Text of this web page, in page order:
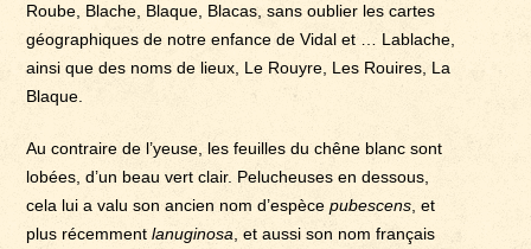
Roube, Blache, Blaque, Blacas, sans oublier les cartes
géographiques de notre enfance de Vidal et … Lablache,
ainsi que des noms de lieux, Le Rouyre, Les Rouires, La
Blaque.
Au contraire de l’yeuse, les feuilles du chêne blanc sont
lobées, d’un beau vert clair. Pelucheuses en dessous,
cela lui a valu son ancien nom d’espècepubescens , et
plus récemmentlanuginosa , et aussi son nom français